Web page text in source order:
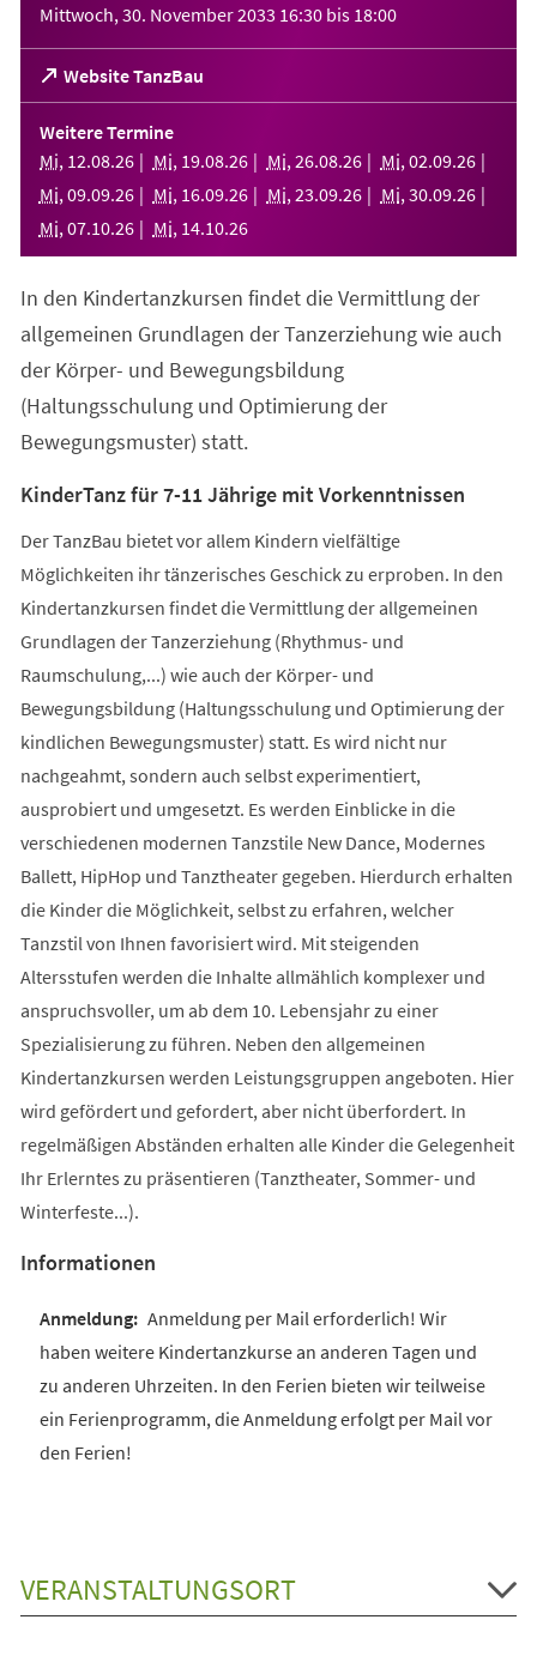
Mittwoch, 30. November 2033 16:30 bis 18:00
Website TanzBau
(Öffnet
in
einem
neuen
Tab)
Weitere Termine
Mi, 12.08.26 Mi, 19.08.26 Mi, 26.08.26 Mi, 02.09.26
Mi, 09.09.26 Mi, 16.09.26 Mi, 23.09.26 Mi, 30.09.26
Mi, 07.10.26 Mi, 14.10.26
In den Kindertanzkursen findet die Vermittlung der
allgemeinen Grundlagen der Tanzerziehung wie auch
der Körper- und Bewegungsbildung
(Haltungsschulung und Optimierung der
Bewegungsmuster) statt.
KinderTanz für 7-11 Jährige mit Vorkenntnissen
Der TanzBau bietet vor allem Kindern vielfältige
Möglichkeiten ihr tänzerisches Geschick zu erproben. In den
Kindertanzkursen findet die Vermittlung der allgemeinen
Grundlagen der Tanzerziehung (Rhythmus- und
Raumschulung,...) wie auch der Körper- und
Bewegungsbildung (Haltungsschulung und Optimierung der
kindlichen Bewegungsmuster) statt. Es wird nicht nur
nachgeahmt, sondern auch selbst experimentiert,
ausprobiert und umgesetzt. Es werden Einblicke in die
verschiedenen modernen Tanzstile New Dance, Modernes
Ballett, HipHop und Tanztheater gegeben. Hierdurch erhalten
die Kinder die Möglichkeit, selbst zu erfahren, welcher
Tanzstil von Ihnen favorisiert wird. Mit steigenden
Altersstufen werden die Inhalte allmählich komplexer und
anspruchsvoller, um ab dem 10. Lebensjahr zu einer
Spezialisierung zu führen. Neben den allgemeinen
Kindertanzkursen werden Leistungsgruppen angeboten. Hier
wird gefördert und gefordert, aber nicht überfordert. In
regelmäßigen Abständen erhalten alle Kinder die Gelegenheit
Ihr Erlerntes zu präsentieren (Tanztheater, Sommer- und
Winterfeste...).
Informationen
Anmeldung per Mail erforderlich! Wir
haben weitere Kindertanzkurse an anderen Tagen und
zu anderen Uhrzeiten. In den Ferien bieten wir teilweise
ein Ferienprogramm, die Anmeldung erfolgt per Mail vor
den Ferien!
VERANSTALTUNGSORT